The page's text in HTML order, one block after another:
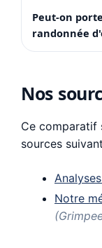
Peut-on
randonnée
Nos
Ce comparatif
sources
Notre